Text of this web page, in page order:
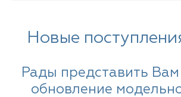
Новые
Рады представить Вам
обновление